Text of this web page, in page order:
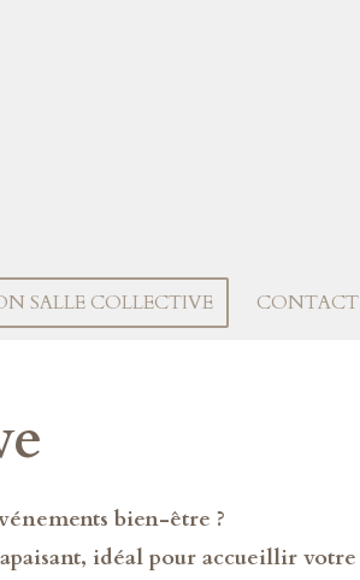
SALLE COLLECTIVE CONTACT
bien-être ?
idéal pour accueillir votre